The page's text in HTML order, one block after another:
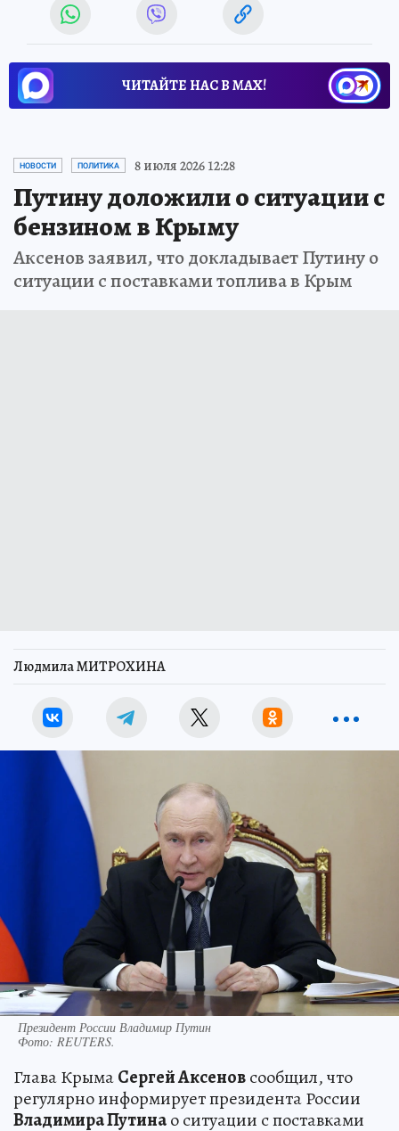
ЧИТАЙТЕ НАС В МАХ!
НОВОСТИ ПОЛИТИКА 8 июля 2026 12:28
Путину доложили о ситуации с
бензином в Крыму
Аксенов заявил, что докладывает Путину о
ситуации с поставками топлива в Крым
Людмила МИТРОХИНА
Президент России Владимир Путин
Фото: REUTERS.
Глава КрымаСергей Аксеновсообщил, что
регулярно информирует президента России
Владимира Путинао ситуации с поставками